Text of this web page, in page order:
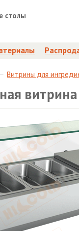
столы
Витрины для